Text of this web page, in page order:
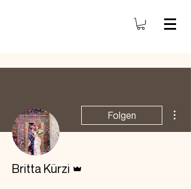
Folgen
Britta Kürzi